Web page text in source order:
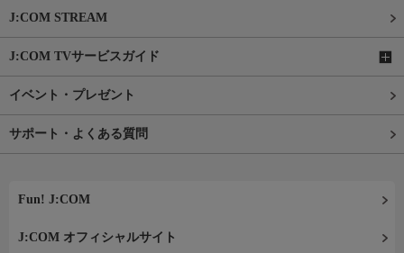
J:COM STREAM
J:COM TVサービスガイド
イベント・プレゼント
サポート・よくある質問
Fun! J:COM
J:COM オフィシャルサイト